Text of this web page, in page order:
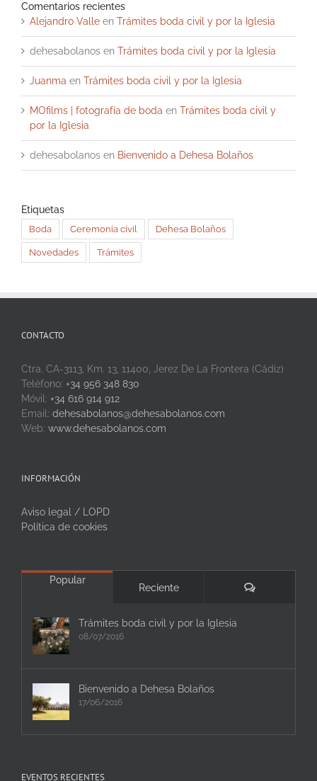
Comentarios recientes
Alejandro Valle en Trámites boda civil y por la Iglesia
dehesabolanos en Trámites boda civil y por la Iglesia
Juanma en Trámites boda civil y por la Iglesia
MOfilms | fotografía de boda en Trámites boda civil y
por la Iglesia
dehesabolanos en Bienvenido a Dehesa Bolaños
Etiquetas
Boda Ceremonia civil Dehesa Bolaños
Novedades Trámites
CONTACTO
Ctra. CA-3113, Km. 13, 11400, Jerez De La Frontera (Cádiz)
Teléfono: +34 956 348 830
Móvil: +34 616 914 912
Email: dehesabolanos@dehesabolanos.com
Web: www.dehesabolanos.com
INFORMACIÓN
Aviso legal / LOPD
Política de cookies
Popular
Reciente Comentarios
Trámites boda civil y por la Iglesia
08/07/2016
Bienvenido a Dehesa Bolaños
17/06/2016
EVENTOS RECIENTES